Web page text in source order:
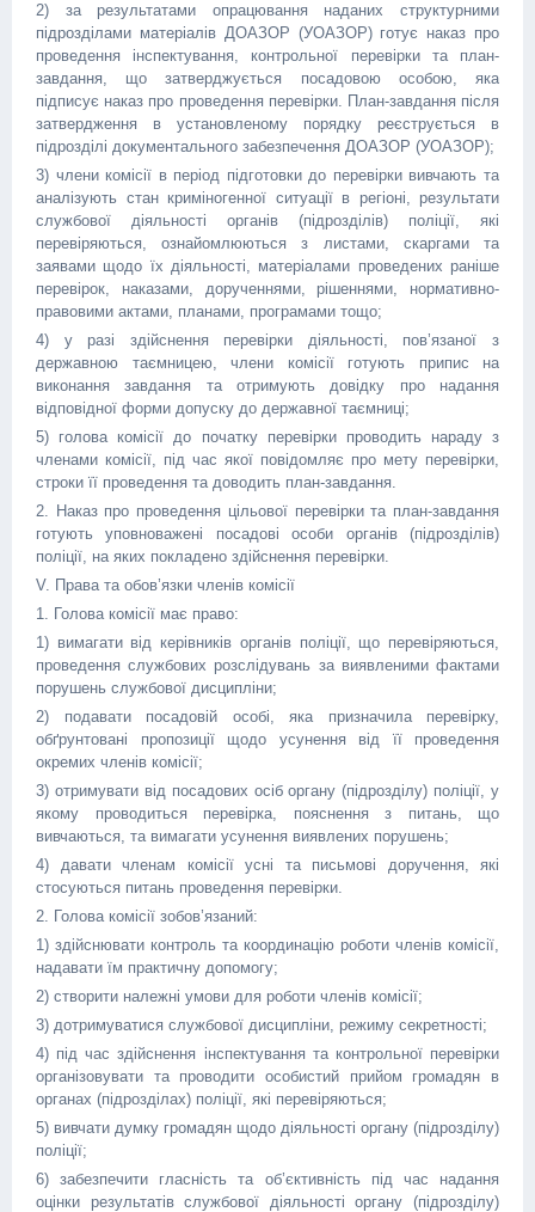
2) за результатами опрацювання наданих структурними
підрозділами матеріалів ДОАЗОР (УОАЗОР) готує наказ про
проведення інспектування, контрольної перевірки та план-
завдання, що затверджується посадовою особою, яка
підписує наказ про проведення перевірки. План-завдання після
затвердження в установленому порядку реєструється в
підрозділі документального забезпечення ДОАЗОР (УОАЗОР);
3) члени комісії в період підготовки до перевірки вивчають та
аналізують стан криміногенної ситуації в регіоні, результати
службової діяльності органів (підрозділів) поліції, які
перевіряються, ознайомлюються з листами, скаргами та
заявами щодо їх діяльності, матеріалами проведених раніше
перевірок, наказами, дорученнями, рішеннями, нормативно-
правовими актами, планами, програмами тощо;
4) у разі здійснення перевірки діяльності, пов’язаної з
державною таємницею, члени комісії готують припис на
виконання завдання та отримують довідку про надання
відповідної форми допуску до державної таємниці;
5) голова комісії до початку перевірки проводить нараду з
членами комісії, під час якої повідомляє про мету перевірки,
строки її проведення та доводить план-завдання.
2. Наказ про проведення цільової перевірки та план-завдання
готують уповноважені посадові особи органів (підрозділів)
поліції, на яких покладено здійснення перевірки.
V. Права та обов’язки членів комісії
1. Голова комісії має право:
1) вимагати від керівників органів поліції, що перевіряються,
проведення службових розслідувань за виявленими фактами
порушень службової дисципліни;
2) подавати посадовій особі, яка призначила перевірку,
обґрунтовані пропозиції щодо усунення від її проведення
окремих членів комісії;
3) отримувати від посадових осіб органу (підрозділу) поліції, у
якому проводиться перевірка, пояснення з питань, що
вивчаються, та вимагати усунення виявлених порушень;
4) давати членам комісії усні та письмові доручення, які
стосуються питань проведення перевірки.
2. Голова комісії зобов’язаний:
1) здійснювати контроль та координацію роботи членів комісії,
надавати їм практичну допомогу;
2) створити належні умови для роботи членів комісії;
3) дотримуватися службової дисципліни, режиму секретності;
4) під час здійснення інспектування та контрольної перевірки
організовувати та проводити особистий прийом громадян в
органах (підрозділах) поліції, які перевіряються;
5) вивчати думку громадян щодо діяльності органу (підрозділу)
поліції;
6) забезпечити гласність та об’єктивність під час надання
оцінки результатів службової діяльності органу (підрозділу)